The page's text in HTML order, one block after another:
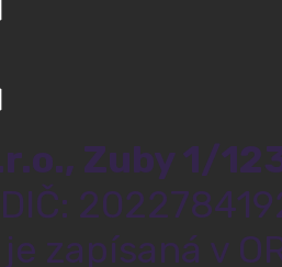
Zuby 1/
zapísaná v